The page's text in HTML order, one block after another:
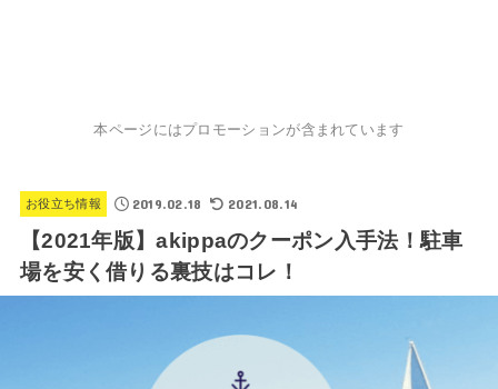
本ページにはプロモーションが含まれています
お役立ち情報 2019.02.18 2021.08.14
【2021年版】akippaのクーポン入手法！駐車
場を安く借りる裏技はコレ！